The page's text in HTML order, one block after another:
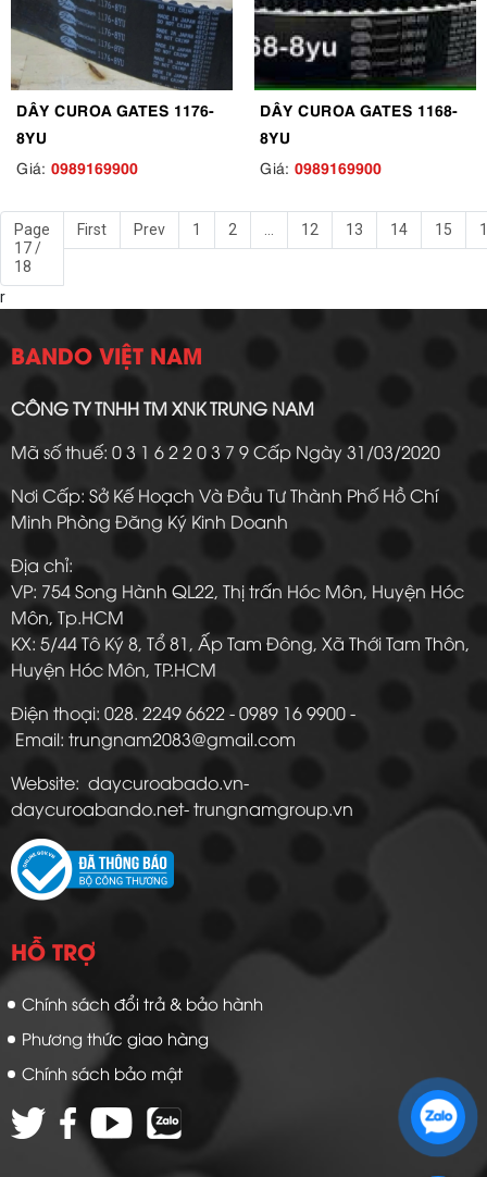
DÂY CUROA GATES 1176-
8YU
Giá: 0989169900
DÂY CUROA GATES 1168-
8YU
Giá: 0989169900
Page
17 /
18
First Prev 1 2 12 13 14 15
r
BANDO VIỆT NAM
CÔNG TY TNHH TM XNK TRUNG NAM
Mã số thuế: 0 3 1 6 2 2 0 3 7 9 Cấp Ngày 31/03/2020
Nơi Cấp: Sở Kế Hoạch Và Đầu Tư Thành Phố Hồ Chí
Minh Phòng Đăng Ký Kinh Doanh
Địa chỉ:
VP: 754 Song Hành QL22, Thị trấn Hóc Môn, Huyện Hóc
Môn, Tp.HCM
KX: 5/44 Tô Ký 8, Tổ 81, Ấp Tam Đông, Xã Thới Tam Thôn,
Huyện Hóc Môn, TP.HCM
Điện thoại: 028. 2249 6622 - 0989 16 9900 -
Email: trungnam2083@gmail.com
Website: daycuroabado.vn-
daycuroabando.net- trungnamgroup.vn
HỖ TRỢ
Chính sách đổi trả & bảo hành
Phương thức giao hàng
Chính sách bảo mật
Zalo 2: 0972 14 9900